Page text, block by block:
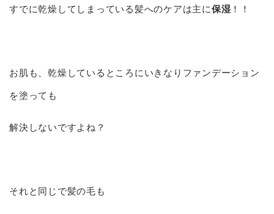
すでに乾燥してしまっている髪へのケアは主に保湿 ！！
お肌も、乾燥しているところにいきなりファンデーション
を塗っても
解決しないですよね？
それと同じで髪の毛も